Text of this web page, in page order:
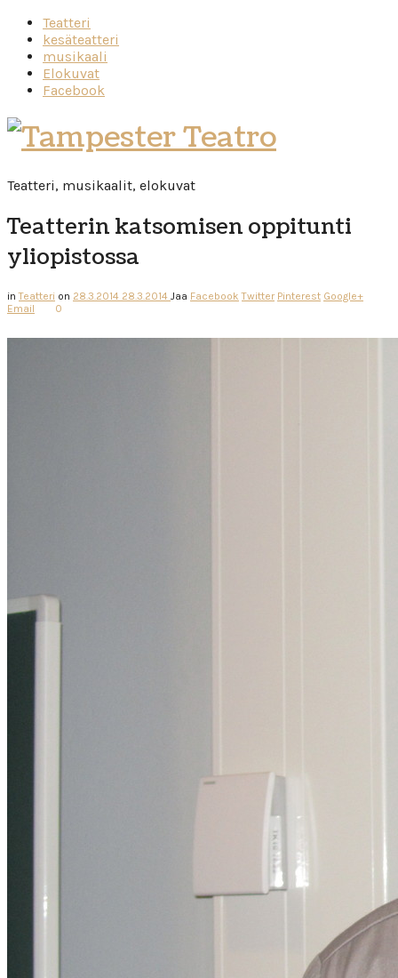
Teatteri
kesäteatteri
musikaali
Elokuvat
Facebook
Tampester
Teatro
Teatteri, musikaalit, elokuvat
Teatterin katsomisen oppitunti
yliopistossa
inTeatteri on 28.3.2014 28.3.2014 Jaa Facebook Twitter Pinterest Google+
Email
0